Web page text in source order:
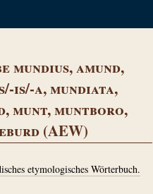
amund,
is/-a, mundiata,
munt, muntboro,
(AEW)
etymologisches Wörterbuch.